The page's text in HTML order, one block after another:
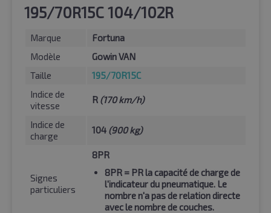
195/70R15C 104/102R
Marque
Fortuna
Modèle
Gowin VAN
Taille
195/70R15C
Indice de
vitesse
R (170 km/h)
Indice de
charge
104 (900 kg)
Signes
particuliers
8PR
8PR = PR la capacité de charge de
l'indicateur du pneumatique. Le
nombre n'a pas de relation directe
avec le nombre de couches.